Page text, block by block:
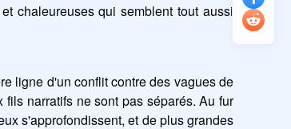
chaleureuses qui semblent tout aussi
ligne d'un conflit contre des vagues de
narratifs ne sont pas séparés. Au fur
s'approfondissent, et de plus grandes